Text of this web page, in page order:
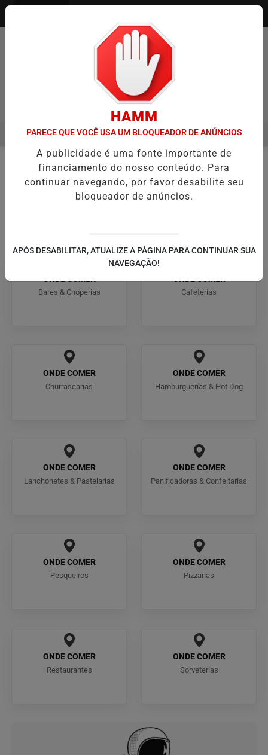
Pesquisar Notícia
ITAQUÁ ESTREIA NO CAMPEONATO PAULISTA MASCULINO DA
EM ALTA
MENU
/GUIA COMERCIAL ONDE COMER
ONDE COMER
Bares & Choperias
ONDE COMER
Cafeterias
ONDE COMER
Churrascarias
ONDE COMER
Hamburguerias & Hot Dog
ONDE COMER
Lanchonetes & Pastelarias
ONDE COMER
Panificadoras & Confeitarias
ONDE COMER
Pesqueiros
ONDE COMER
Pizzarias
ONDE COMER
Restaurantes
ONDE COMER
Sorveterias
HAMM
PARECE QUE VOCÊ USA UM BLOQUEADOR DE ANÚNCIOS
A publicidade é uma fonte importante de
financiamento do nosso conteúdo. Para
continuar navegando, por favor desabilite seu
bloqueador de anúncios.
APÓS DESABILITAR, ATUALIZE A PÁGINA PARA CONTINUAR SUA
NAVEGAÇÃO!